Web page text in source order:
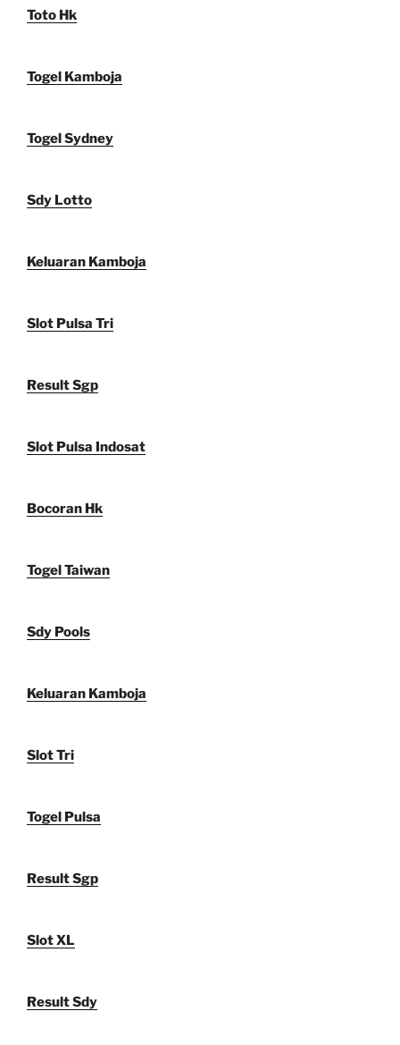
Toto Hk
Togel Kamboja
Togel Sydney
Sdy Lotto
Keluaran Kamboja
Slot Pulsa Tri
Result Sgp
Slot Pulsa Indosat
Bocoran Hk
Togel Taiwan
Sdy Pools
Keluaran Kamboja
Slot Tri
Togel Pulsa
Result Sgp
Slot XL
Result Sdy